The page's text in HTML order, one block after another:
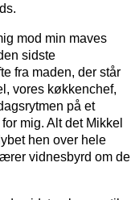
mod min maves
sidste
fra maden, der står
vores køkkenchef,
på et
mig. Alt det Mikkel
hen over hele
vidnesbyrd om de